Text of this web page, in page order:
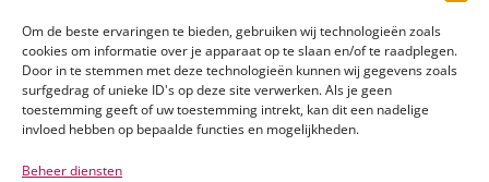
Om de beste ervaringen te bieden, gebruiken wij technologieën zoals
cookies om informatie over je apparaat op te slaan en/of te raadplegen.
Door in te stemmen met deze technologieën kunnen wij gegevens zoals
surfgedrag of unieke ID's op deze site verwerken. Als je geen
toestemming geeft of uw toestemming intrekt, kan dit een nadelige
invloed hebben op bepaalde functies en mogelijkheden.
Beheer diensten
Ik zit op het Dr. Knippenbergcollege
Schoolgids
Loopbaancentrum